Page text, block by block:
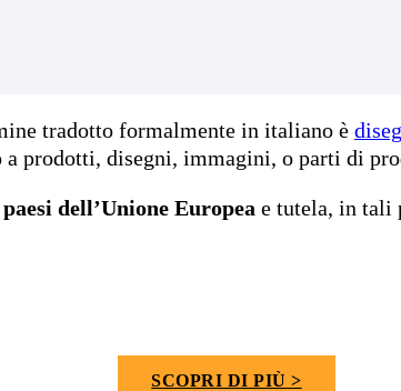
tradotto formalmente in italiano è
prodotti, disegni, immagini, o parti di
dell’Unione Europea e tutela, in tali
SCOPRI DI PIÙ >